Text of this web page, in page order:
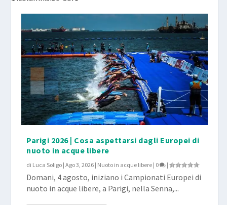
Parigi 2026 | Cosa aspettarsi dagli Europei di
nuoto in acque libere
di Luca Soligo |Ago 3, 2026 | Nuoto in acque libere | 0 |
Domani, 4 agosto, iniziano i Campionati Europei di
nuoto in acque libere, a Parigi, nella Senna,...